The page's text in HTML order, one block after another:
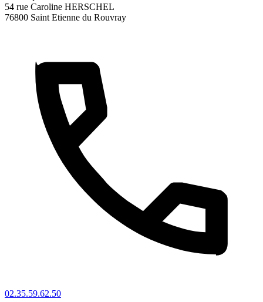
54 rue Caroline HERSCHEL
76800 Saint Etienne du Rouvray
02.35.59.62.50